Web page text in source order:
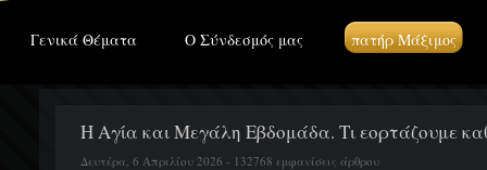
Γενικά Θέματα Ο Σύνδεσμός μας πατήρ Μάξιμος
Η Αγία και Μεγάλη Εβδομάδα. Τι εορτάζουμε
Δευτέρα, 6 Απριλίου 2026 - 132768 εμφανίσεις άρθρου